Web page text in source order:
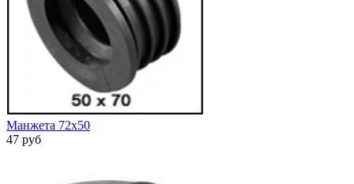
Манжета 72х50
47 руб